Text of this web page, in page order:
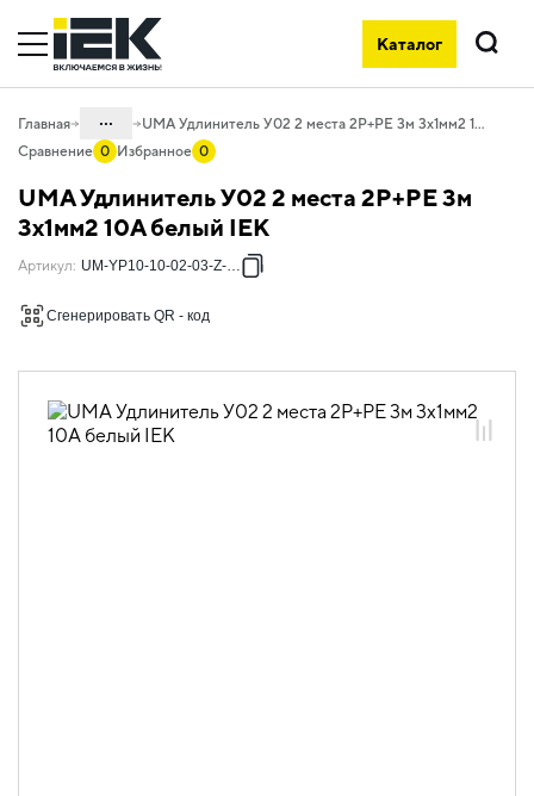
Каталог
Поиск
Главная ...
06. Изделия электроустановочные,
удлинители и силовые разъемы
06.02 Удлинители бытовые и сетевые
06.02.01.05 Удлинители бытовые UMA
UMA Удлинитель У02 2 места 2P+PE 3м 3х1мм2 10А белый IEK
Сравнение 0 Избранное 0
UMA Удлинитель У02 2 места 2P+PE 3м
3х1мм2 10А белый IEK
Артикул: UM-YP10-10-02-03-Z-K01
Сгенерировать QR - код